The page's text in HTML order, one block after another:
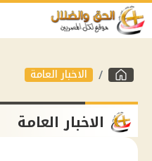
الاخبار العامة
الاخبار العامة